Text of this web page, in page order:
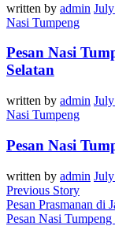
written by admin
Nasi Tumpeng
Pesan Nasi
Selatan
written by admin
Nasi Tumpeng
Pesan Nasi
written by admin
Previous Story
Pesan Prasmanan di
Pesan Nasi